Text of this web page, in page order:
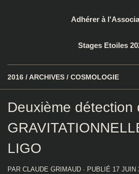
Adhérer à
Stages Etoiles
2016 /ARCHIVES / COSMOLOGIE
Deuxième détection
LIGO
PAR CLAUDE GRIMAUD · PUBLIÉ 17 JUIN